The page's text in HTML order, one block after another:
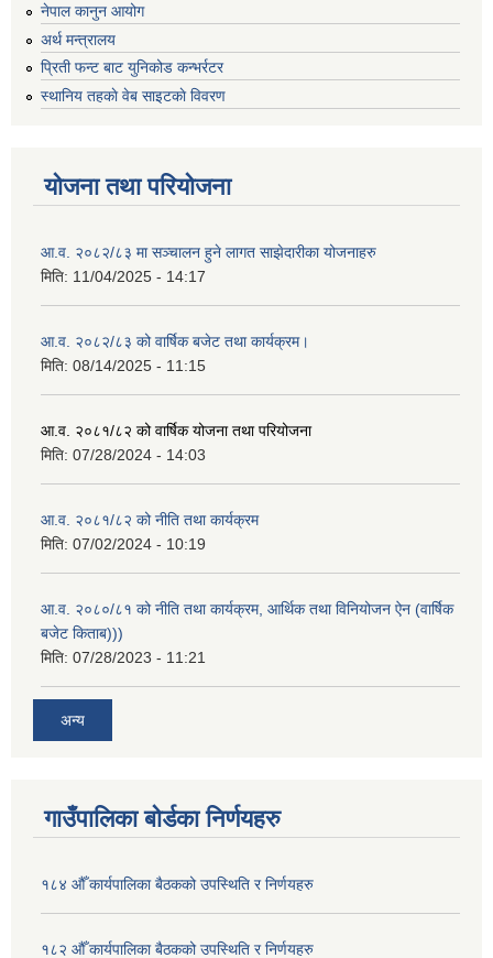
नेपाल कानुन आयोग
अर्थ मन्त्रालय
प्रिती फन्ट बाट युनिकोड कन्भर्रटर
स्थानिय तहकाे वेब साइटकाे विवरण
योजना तथा परियोजना
आ.व. २०८२/८३ मा सञ्चालन हुने लागत साझेदारीका योजनाहरु
मिति: 11/04/2025 - 14:17
आ.व. २०८२/८३ को वार्षिक बजेट तथा कार्यक्रम।
मिति: 08/14/2025 - 11:15
आ.व. २०८१/८२ को वार्षिक योजना तथा परियोजना
मिति: 07/28/2024 - 14:03
आ.व. २०८१/८२ को नीति तथा कार्यक्रम
मिति: 07/02/2024 - 10:19
आ.व. २०८०/८१ को नीति तथा कार्यक्रम, आर्थिक तथा विनियोजन ऐन (वार्षिक
बजेट किताब)))
मिति: 07/28/2023 - 11:21
अन्य
गाउँपालिका बोर्डका निर्णयहरु
१८४ औँ कार्यपालिका बैठकको उपस्थिति र निर्णयहरु
१८२ औँ कार्यपालिका बैठकको उपस्थिति र निर्णयहरु